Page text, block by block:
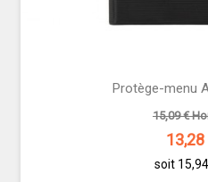
Protège-menu
15,09 €
13,28
soit